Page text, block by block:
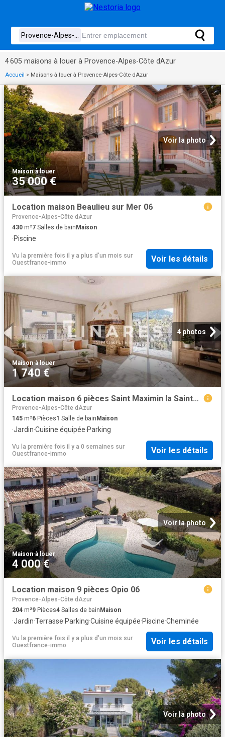
4 605 maisons à louer à Provence-Alpes-Côte dAzur
Accueil > Maisons à louer à Provence-Alpes-Côte dAzur
Voir la photo
Maison·à louer
35 000 €
Location maison Beaulieu sur Mer 06
Provence-Alpes-Côte dAzur
430 m²7 Salles de bainMaison
·Piscine
Vu la première fois il y a plus d'un mois sur
Ouestfrance-immo
Voir les détails
4 photos
Maison·à louer
1 740 €
Location maison 6 pièces Saint Maximin la Sainte Baume 83
Provence-Alpes-Côte dAzur
145 m²6 Pièces1 Salle de bain Maison
·Jardin·Cuisine équipée·Parking
Vu la première fois il y a 0 semaines sur
Ouestfrance-immo
Voir les détails
Voir la photo
Maison·à louer
4 000 €
Location maison 9 pièces Opio 06
Provence-Alpes-Côte dAzur
204 m²9 Pièces4 Salles de bain Maison
·Jardin·Terrasse·Parking·Cuisine équipée·Piscine·Cheminée
Vu la première fois il y a plus d'un mois sur
Ouestfrance-immo
Voir les détails
Voir la photo